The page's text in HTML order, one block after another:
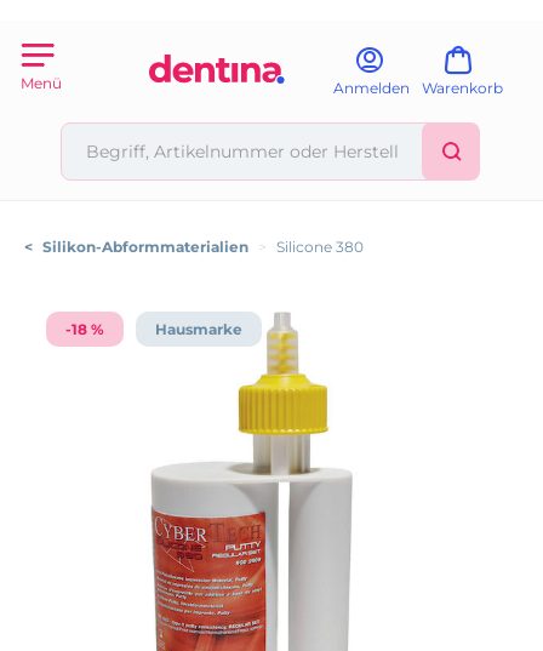
Menü Anmelden Warenkorb
< Silikon-Abformmaterialien > Silicone 380
-18 % Hausmarke